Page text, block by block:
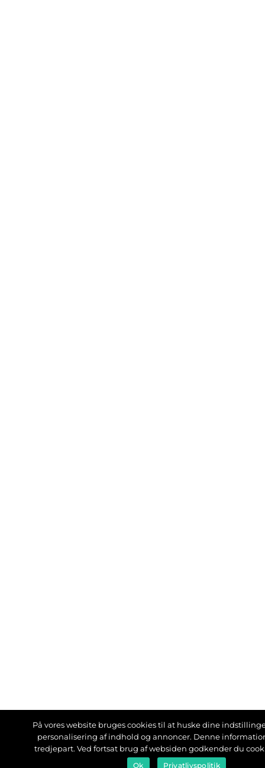
På vores website bruges cookies til at huske dine
personalisering af indhold og annoncer. Denne
tredjepart. Ved fortsat brug af websiden godkender du
Ok Privatlivspolitik